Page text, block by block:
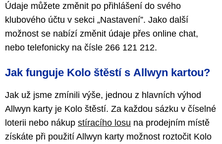
Údaje můžete změnit po přihlášení do svého
klubového účtu v sekci „Nastavení”. Jako další
možnost se nabízí změnit údaje přes online chat,
nebo telefonicky na čísle 266 121 212.
Jak funguje Kolo štěstí s Allwyn kartou?
Jak už jsme zmínili výše, jednou z hlavních výhod
Allwyn karty je Kolo štěstí. Za každou sázku v číselné
loterii nebo nákup stíracího losu na prodejním místě
získáte při použití Allwyn karty možnost roztočit Kolo